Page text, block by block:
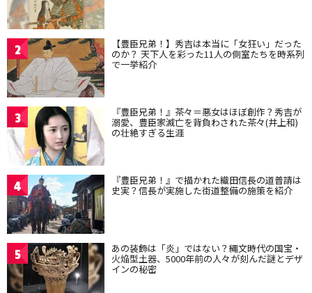
2 【豊臣兄弟！】秀吉は本当に「女狂い」だった
のか？ 天下人を彩った11人の側室たちを時系列
で一挙紹介
3 『豊臣兄弟！』茶々＝悪女はほぼ創作？秀吉が
溺愛、豊臣家滅亡を背負わされた茶々(井上和)
の壮絶すぎる生涯
4 『豊臣兄弟！』で描かれた織田信長の道普請は
史実？信長が実施した街道整備の施策を紹介
5 あの装飾は「炎」ではない？縄文時代の国宝・
火焔型土器、5000年前の人々が刻んだ謎とデザ
インの秘密